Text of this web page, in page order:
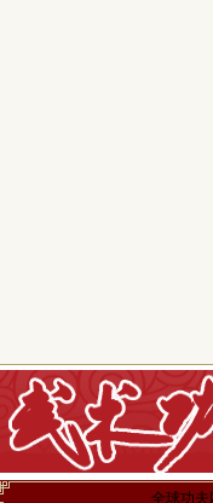
全球功夫